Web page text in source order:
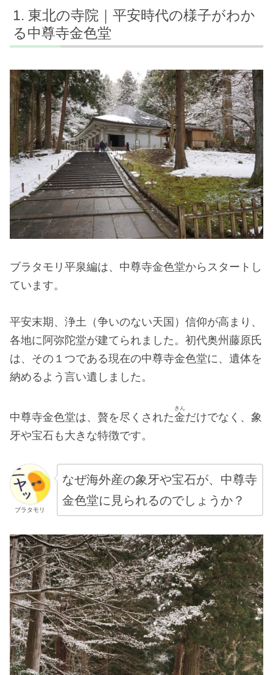
東北の寺院｜平安時代の様子がわか
る中尊寺金色堂
ブラタモリ平泉編は、中尊寺金色堂からスタートし
ています。
平安末期、浄土（争いのない天国）信仰が高まり、
各地に阿弥陀堂が建てられました。初代奥州藤原氏
は、その１つである現在の中尊寺金色堂に、遺体を
納めるよう言い遺しました。
中尊寺金色堂は、贅を尽くされた金
きん
だけでなく、象
牙や宝石も大きな特徴です。
ブラタモリ
なぜ海外産の象牙や宝石が、中尊寺
金色堂に見られるのでしょうか？